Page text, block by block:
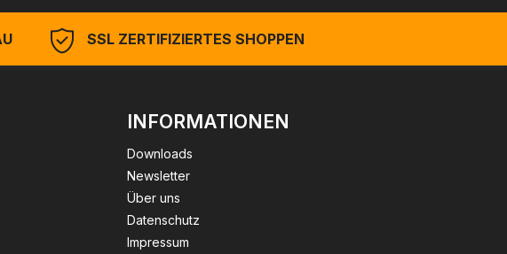
SSL ZERTIFIZIERTES SHOPPEN
INFORMATIONEN
Downloads
Newsletter
Über uns
Datenschutz
Impressum